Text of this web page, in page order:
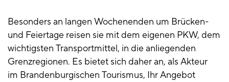
Besonders an langen Wochenenden um Brücken-
und Feiertage reisen sie mit dem eigenen PKW, dem
wichtigsten Transportmittel, in die anliegenden
Grenzregionen. Es bietet sich daher an, als Akteur
im Brandenburgischen Tourismus, Ihr Angebot